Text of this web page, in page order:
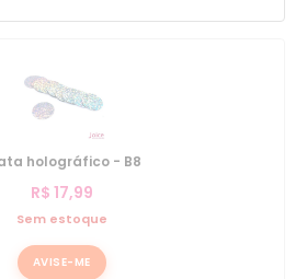
holográfico - B8
R$ 17,99
Sem estoque
AVISE-ME